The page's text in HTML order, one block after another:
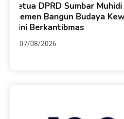
Ketua DPRD Sumbar
Elemen Bangun Budaya
Dini Berkantibmas
07/08/2026